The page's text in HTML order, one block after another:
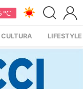
°C
CULTURA LIFESTYLE